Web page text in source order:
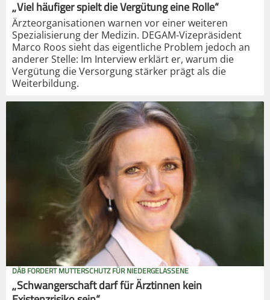
„Viel häufiger spielt die Vergütung eine Rolle“
Ärzteorganisationen warnen vor einer weiteren
Spezialisierung der Medizin. DEGAM-Vizepräsident
Marco Roos sieht das eigentliche Problem jedoch an
anderer Stelle: Im Interview erklärt er, warum die
Vergütung die Versorgung stärker prägt als die
Weiterbildung.
DÄB FORDERT MUTTERSCHUTZ FÜR NIEDERGELASSENE
„Schwangerschaft darf für Ärztinnen kein